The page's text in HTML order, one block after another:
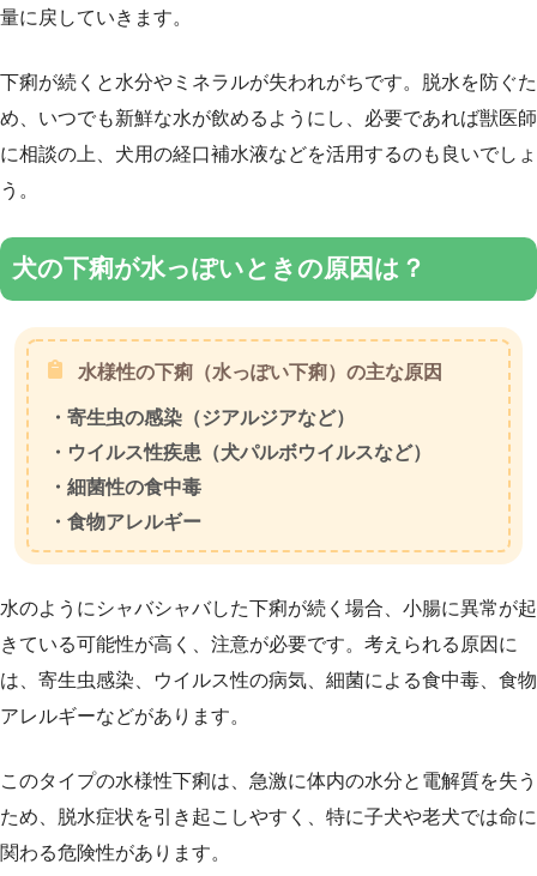
量に戻していきます。
下痢が続くと水分やミネラルが失われがちです。脱水を防ぐた
め、いつでも新鮮な水が飲めるようにし、必要であれば獣医師
に相談の上、犬用の経口補水液などを活用するのも良いでしょ
う。
犬の下痢が水っぽいときの原因は？
水様性の下痢（水っぽい下痢）の主な原因
・寄生虫の感染（ジアルジアなど）
・ウイルス性疾患（犬パルボウイルスなど）
・細菌性の食中毒
・食物アレルギー
水のようにシャバシャバした下痢が続く場合、小腸に異常が起
きている可能性が高く、注意が必要です。考えられる原因に
は、寄生虫感染、ウイルス性の病気、細菌による食中毒、食物
アレルギーなどがあります。
このタイプの水様性下痢は、急激に体内の水分と電解質を失う
ため、脱水症状を引き起こしやすく、特に子犬や老犬では命に
関わる危険性があります。